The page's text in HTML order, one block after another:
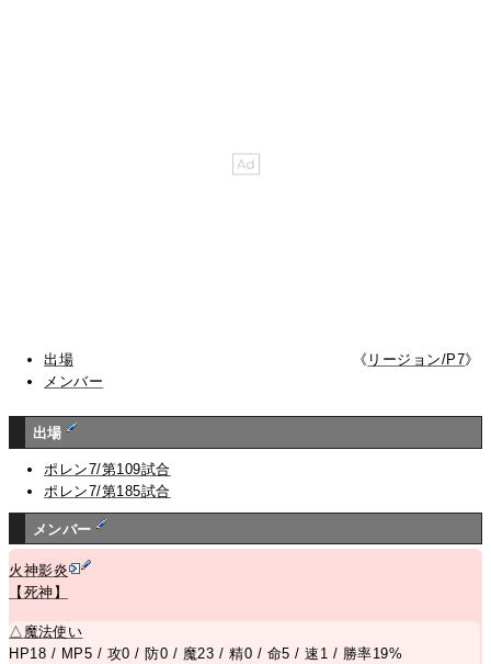
出場
メンバー
《 リージョン/P7》
出場
ポレン7/第109試合
ポレン7/第185試合
メンバー
火神影炎
【死神】
△ 魔法使い
HP18 / MP5 / 攻0 / 防0 / 魔23 / 精0 / 命5 / 速1 / 勝率19%